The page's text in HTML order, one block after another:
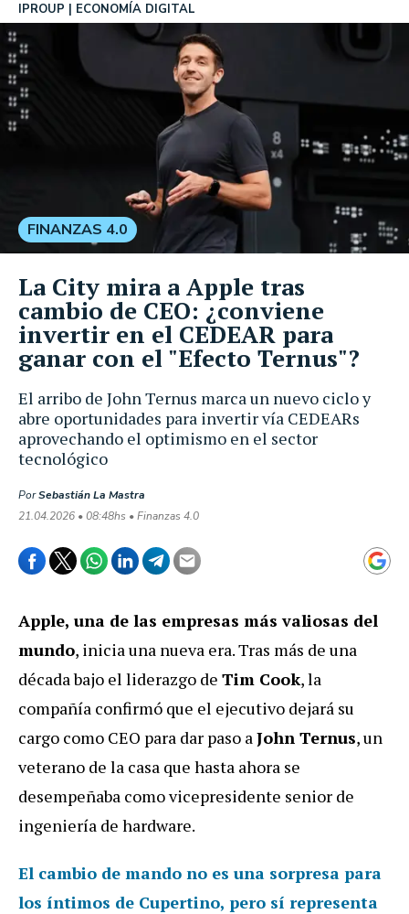
El arribo de John Ternus marca un nuevo ciclo y
abre oportunidades para invertir vía CEDEARs
aprovechando el optimismo en el sector
tecnológico
IPROUP ECONOMÍA DIGITAL
PorSebastián La Mastra
21.04.2026 • 08:48hs • Finanzas 4.0
FINANZAS 4.0
La City mira a Apple tras
cambio de CEO: ¿conviene
invertir en el CEDEAR para
ganar con el "Efecto Ternus"?
Apple, una de las empresas más valiosas del
mundo, inicia una nueva era. Tras más de una
década bajo el liderazgo de Tim Cook, la
compañía confirmó que el ejecutivo dejará su
cargo como CEO para dar paso aJohn Ternus, un
veterano de la casa que hasta ahora se
desempeñaba como vicepresidente senior de
ingeniería de hardware.
El cambio de mando no es una sorpresa para
los íntimos de Cupertino, pero sí representa